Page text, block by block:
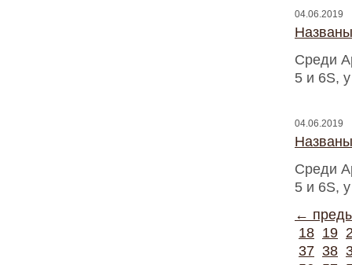
04.06.2019
Среди
5 и 6S,
04.06.2019
Среди
5 и 6S,
←
18 19
37 38